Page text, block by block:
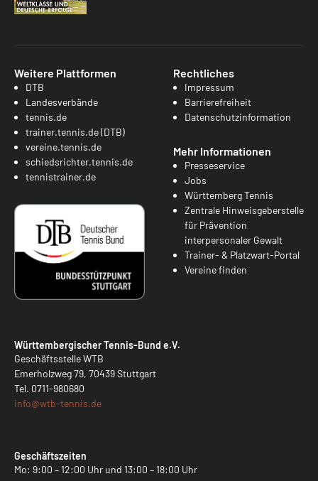
Weitere Plattformen
DTB
Landesverbände
tennis.de
trainer.tennis.de (DTB)
vereine.tennis.de
schiedsrichter.tennis.de
tennistrainer.de
Rechtliches
Impressum
Barrierefreiheit
Datenschutzinformation
Mehr Informationen
Presseservice
Jobs
Württemberg Tennis
Zentrale Hinweisgeberstelle
für Prävention
interpersonaler Gewalt
Trainer- & Platzwart-Portal
Vereine finden
Württembergischer Tennis-Bund e.V.
Geschäftsstelle WTB
Emerholzweg 79, 70439 Stuttgart
Tel. 0711-980680
info@wtb-tennis.de
Geschäftszeiten
Mo: 9:00 – 12:00 Uhr und 13:00 – 18:00 Uhr